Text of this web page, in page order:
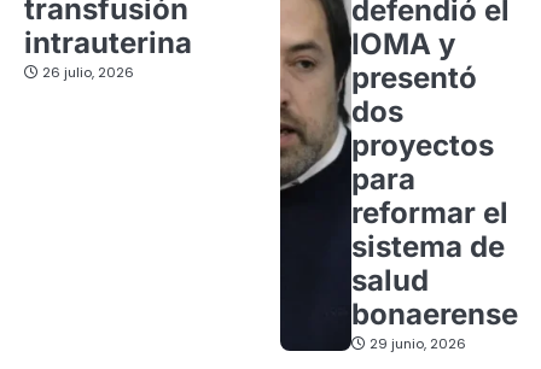
transfusión
intrauterina
26 julio, 2026
defendió el
IOMA y
presentó
dos
proyectos
para
reformar el
sistema de
salud
bonaerense
29 junio, 2026